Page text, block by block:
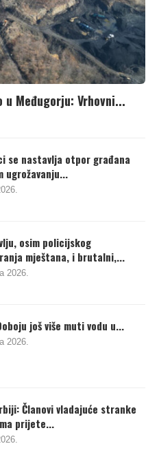
u Međugorju: Vrhovni...
se nastavlja otpor građana
ugrožavanju...
osim policijskog
mještana, i brutalni,...
2026.
još više muti vodu u...
2026.
Članovi vladajuće stranke
prijete...